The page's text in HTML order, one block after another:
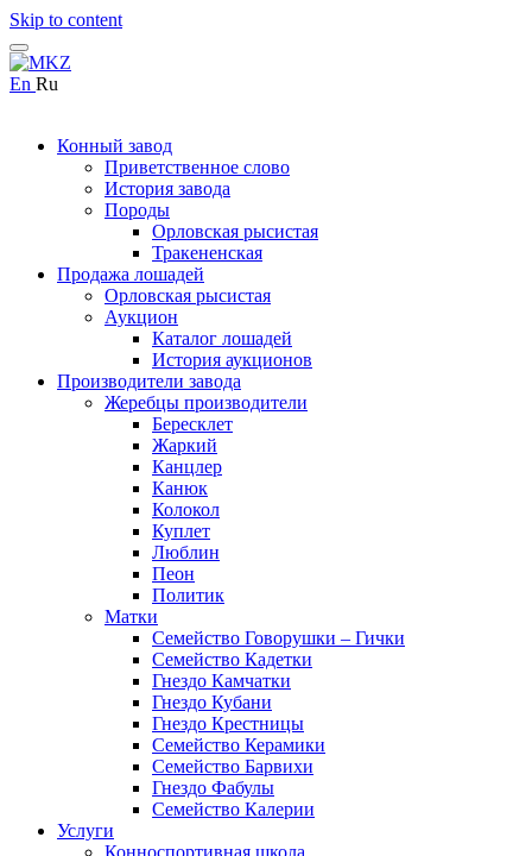
Skip to content
En Ru
Конный завод
Приветственное слово
История завода
Породы
Орловская рысистая
Тракененская
Продажа лошадей
Орловская рысистая
Аукцион
Каталог лошадей
История аукционов
Производители завода
Жеребцы производители
Бересклет
Жаркий
Канцлер
Канюк
Колокол
Куплет
Люблин
Пеон
Политик
Матки
Семейство Говорушки – Гички
Семейство Кадетки
Гнездо Камчатки
Гнездо Кубани
Гнездо Крестницы
Семейство Керамики
Семейство Барвихи
Гнездо Фабулы
Семейство Калерии
Услуги
Конноспортивная школа